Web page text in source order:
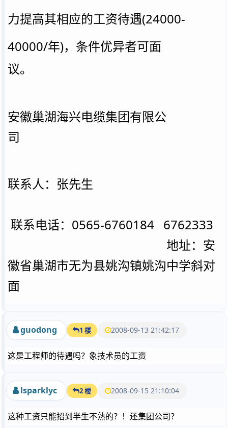
力提高其相应的工资待遇(24000-
40000/年)，条件优异者可面
议。
安徽巢湖海兴电缆集团有限公
司
联系人：张先生
联系电话： 0565-6760184 6762333
地址：安
徽省巢湖市无为县姚沟镇姚沟中学斜对
面
guodong 1 楼 2008-09-13 21:42:17
这是工程师的待遇吗？象技术员的工资
lsparklyc 2 楼 2008-09-15 21:10:04
这种工资只能招到半生不熟的？！还集团公司？